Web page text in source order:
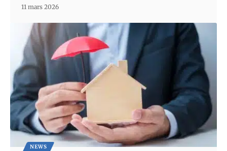
11 mars 2026
NEWS